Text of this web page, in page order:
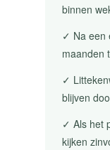
binnen
✓ Na een
maanden
✓
blijven
✓ Als het
kijken